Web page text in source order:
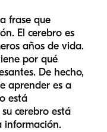
frase que
El cerebro es
años de vida.
por qué
De hecho,
aprender es a
está
cerebro está
información.